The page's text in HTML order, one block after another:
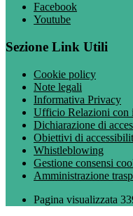
Facebook
Youtube
Sezione Link Utili
Cookie policy
Note legali
Informativa Privacy
Ufficio Relazioni con
Dichiarazione di
Obiettivi di
Whistleblowing
Gestione consensi
Amministrazione
Pagina visualizzata